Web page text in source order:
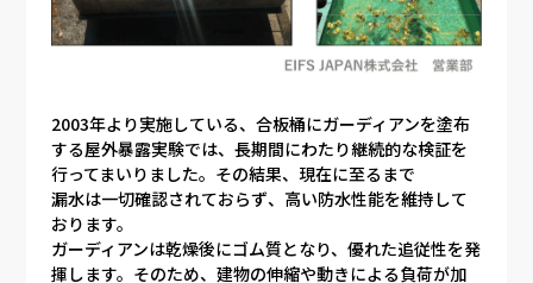
2003年より実施している、合板桶にガーディアンを塗布
する屋外暴露実験では、長期間にわたり継続的な検証を
行ってまいりました。その結果、現在に至るまで
漏水は一切確認されておらず、高い防水性能を維持して
おります。
ガーディアンは乾燥後にゴム質となり、優れた追従性を発
揮します。そのため、建物の伸縮や動きによる負荷が加